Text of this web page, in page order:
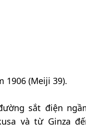
1906 (Meiji 39).
sắt điện
và từ Ginza